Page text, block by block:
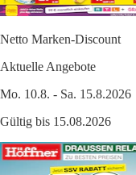
Netto Marken-Discount
Aktuelle Angebote
Mo. 10.8. - Sa. 15.8.2026
Gültig bis 15.08.2026